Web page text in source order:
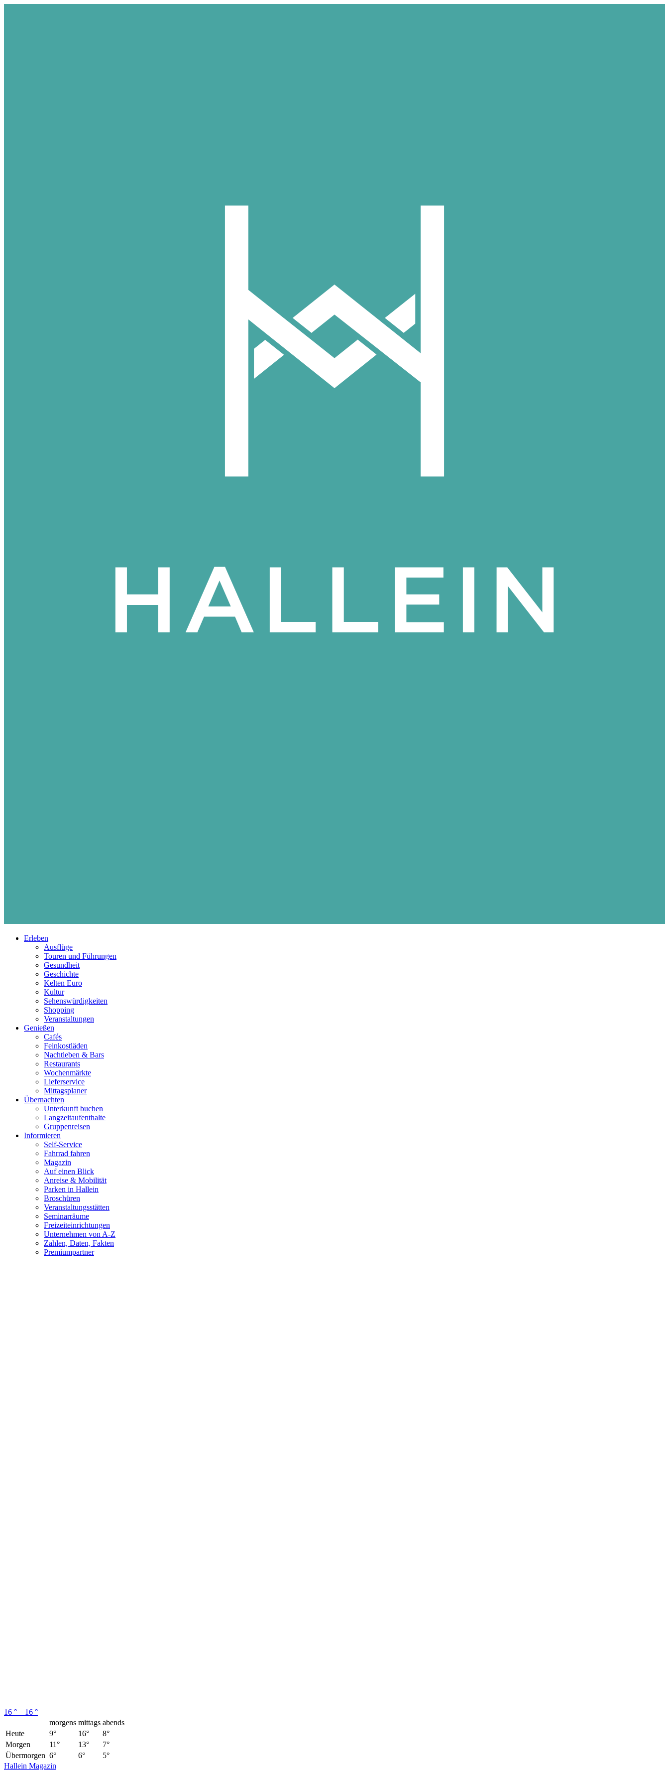
Erleben
Ausflüge
Touren und Führungen
Gesundheit
Geschichte
Kelten Euro
Kultur
Sehenswürdigkeiten
Shopping
Veranstaltungen
Genießen
Cafés
Feinkostläden
Nachtleben & Bars
Restaurants
Wochenmärkte
Lieferservice
Mittagsplaner
Übernachten
Unterkunft buchen
Langzeitaufenthalte
Gruppenreisen
Informieren
Self-Service
Fahrrad fahren
Magazin
Auf einen Blick
Anreise & Mobilität
Parken in Hallein
Broschüren
Veranstaltungsstätten
Seminarräume
Freizeiteinrichtungen
Unternehmen von A-Z
Zahlen, Daten, Fakten
Premiumpartner
16 ° – 16 °
morgens mittags abends
Heute
9° 16°
8°
Morgen
11° 13°
7°
Übermorgen 6° 6°
5°
Hallein Magazin